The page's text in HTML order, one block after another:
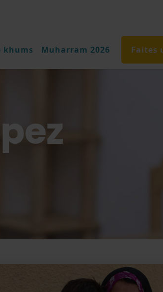
khums Muharram 2026 Faites